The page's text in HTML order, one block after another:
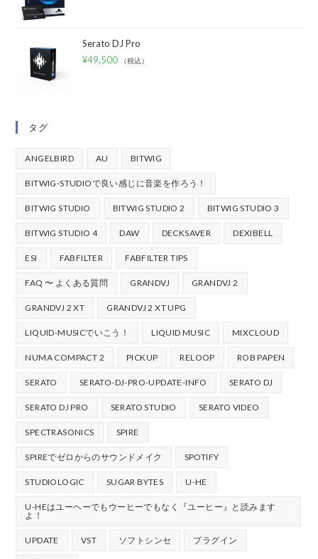
Serato DJ Pro
¥49,500 （税込）
タグ
ANGELBIRD AU BITWIG
BITWIG-STUDIOで良い感じに音楽を作ろう！
BITWIG STUDIO BITWIG STUDIO 2 BITWIG STUDIO 3
BITWIG STUDIO 4 DAW DECKSAVER DEXIBELL
ESI FABFILTER FABFILTER TIPS
FAQ 〜 よくある質問 GRANDVJ GRANDVJ 2
GRANDVJ 2 XT GRANDVJ 2 XT UPG
LIQUID-MUSICでいこう！ LIQUID MUSIC MIXCLOUD
NUMA COMPACT 2 PICKUP RELOOP ROB PAPEN
SERATO SERATO-DJ-PRO-UPDATE-INFO SERATO DJ
SERATO DJ PRO SERATO STUDIO SERATO VIDEO
SPECTRASONICS SPIRE
SPIREでゼロからのサウンドメイク SPOTIFY
STUDIOLOGIC SUGAR BYTES U-HE
U-HEはユーヘーでもウーヒーでもなく『ユーヒー』と読みます
よ！
UPDATE VST ソフトシンセ プラグイン